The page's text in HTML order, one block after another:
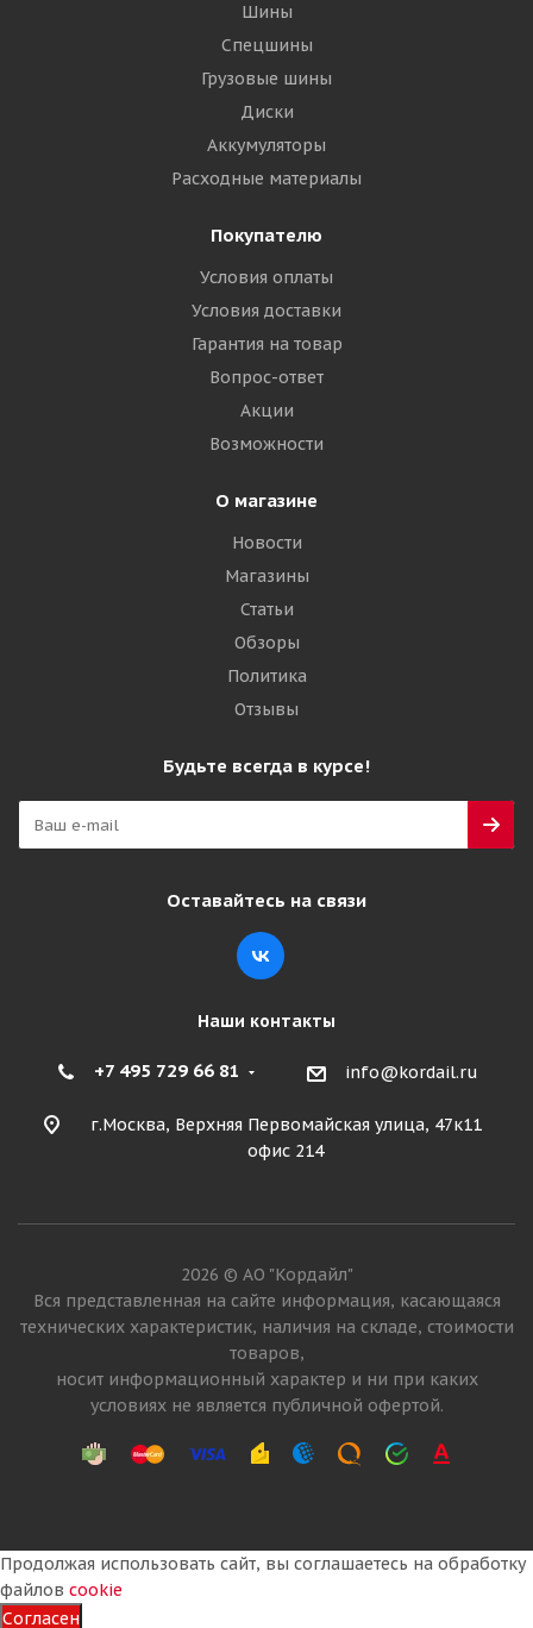
Шины
Спецшины
Грузовые шины
Диски
Аккумуляторы
Расходные материалы
Покупателю
Условия оплаты
Условия доставки
Гарантия на товар
Вопрос-ответ
Акции
Возможности
О магазине
Новости
Магазины
Статьи
Обзоры
Политика
Отзывы
Будьте всегда в курсе!
Оставайтесь на связи
Наши контакты
+7 495 729 66 81 info@kordail.ru
г.Москва, Верхняя Первомайская улица, 47к11
офис 214
2026 © АО "Кордайл"
Вся представленная на сайте информация, касающаяся
технических характеристик, наличия на складе, стоимости
товаров,
носит информационный характер и ни при каких
условиях не является публичной офертой.
Продолжая использовать сайт, вы соглашаетесь на обработку
файлов cookie
Согласен